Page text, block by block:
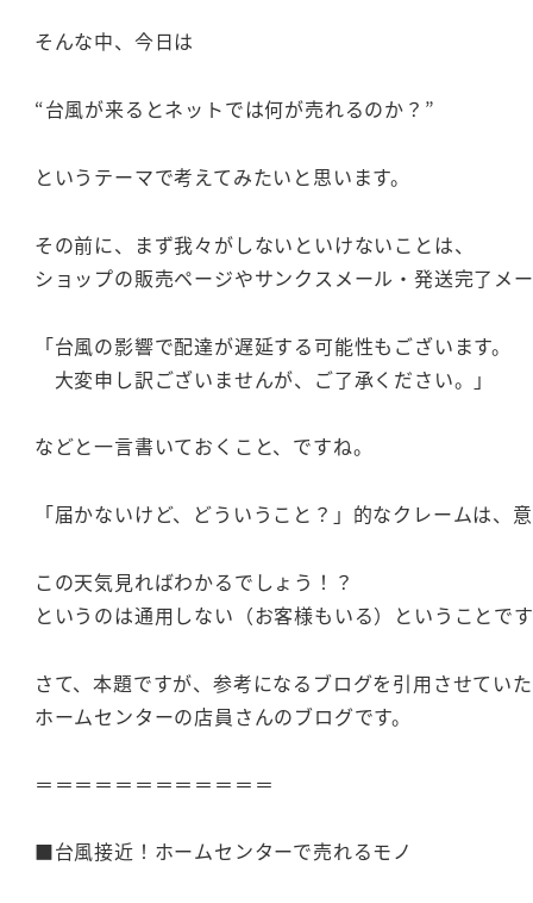
そんな中、今日は
“台風が来るとネットでは何が売れるのか？”
というテーマで考えてみたいと思います。
その前に、まず我々がしないといけないことは、
ショップの販売ページやサンクスメール・発送完了メ
「台風の影響で配達が遅延する可能性もございます。
大変申し訳ございませんが、ご了承ください。」
などと一言書いておくこと、ですね。
「届かないけど、どういうこと？」的なクレームは、
この天気見ればわかるでしょう！？
というのは通用しない（お客様もいる）ということで
さて、本題ですが、参考になるブログを引用させてい
ホームセンターの店員さんのブログです。
＝＝＝＝＝＝＝＝＝＝＝＝
■台風接近！ホームセンターで売れるモノ